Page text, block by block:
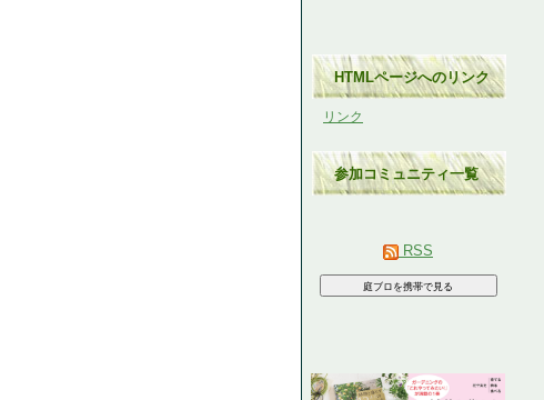
HTMLページへのリンク
リンク
参加コミュニティ一覧
RSS